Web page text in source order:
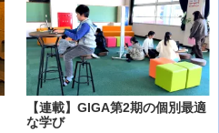
【連載】GIGA第2期の個別最適
な学び